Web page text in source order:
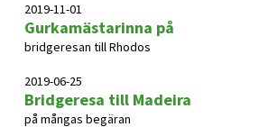
2019-11-01
Gurkamästarinna på
bridgeresan till Rhodos
2019-06-25
Bridgeresa till Madeira
på mångas begäran